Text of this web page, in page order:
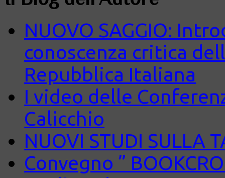
NUOVO SAGGIO:
conoscenza critica
Repubblica Italiana
I video delle
Calicchio
NUOVI STUDI SULLA
Convegno ”